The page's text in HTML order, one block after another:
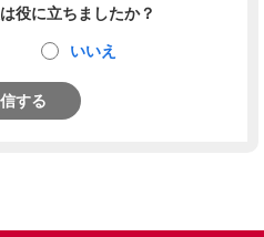
役に立ちましたか？
いいえ
する